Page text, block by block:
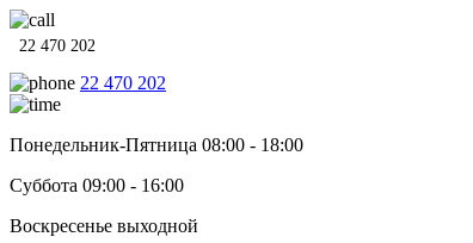
22 470 202
22 470 202
Понедельник-Пятница 08:00 - 18:00
Суббота 09:00 - 16:00
Воскресенье выходной